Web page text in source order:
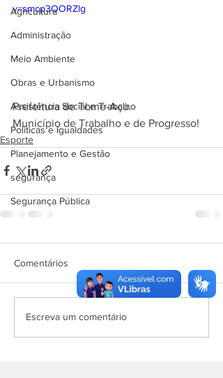
Agricultura
Administração
Meio Ambiente
Obras e Urbanismo
Assistência Social e Trabalho
Políticas e Igualdades
Planejamento e Gestão
segurança
Segurança Pública
v=smcp3OORZlg
Prefeitura de Tomé-Açu.
Município de Trabalho e de Progresso!
Esporte
Comentários
Escreva um comentário